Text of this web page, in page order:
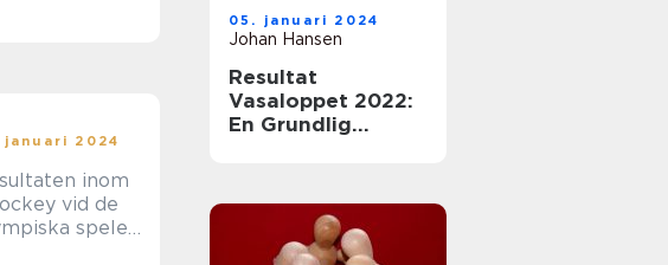
januari 2024
inom
vid de
spelen
05. januari 2024
Johan Hansen
Resultat
Vasaloppet 2022:
En Grundlig